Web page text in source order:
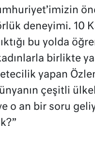
deneyimi. 10
bu yolda
birlikte
yapan
çeşitli
o an bir soru